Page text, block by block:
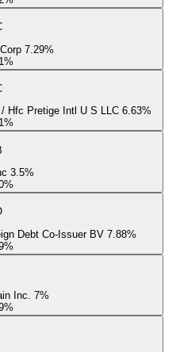
7.29%
%
Hfc Pretige Intl U S LLC 6.63%
%
3.5%
%
Debt Co-Issuer BV 7.88%
%
Inc. 7%
%